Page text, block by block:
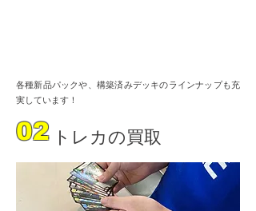
各種新品パックや、構築済みデッキのラインナップも充
実しています！
02 トレカの買取